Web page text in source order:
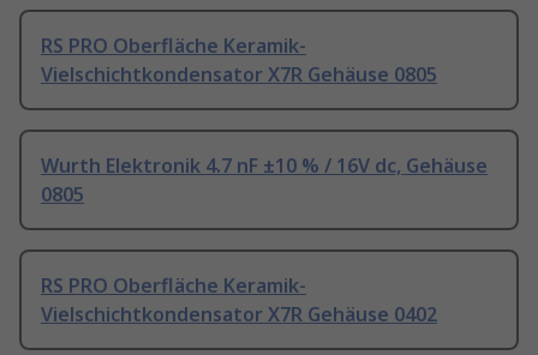
RS PRO Oberfläche Keramik-
Vielschichtkondensator X7R Gehäuse 0805
Wurth Elektronik 4.7 nF ±10 % / 16V dc, Gehäuse
0805
RS PRO Oberfläche Keramik-
Vielschichtkondensator X7R Gehäuse 0402